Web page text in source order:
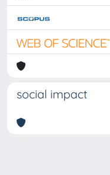
social impact